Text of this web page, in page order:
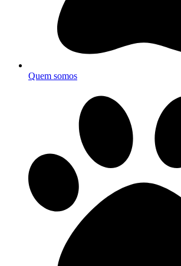
Quem somos